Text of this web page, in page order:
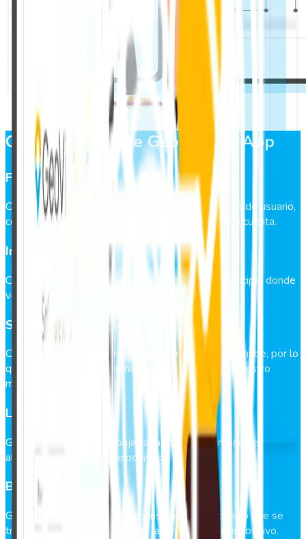
Características de GeoVictoria App
Fácil registro
Con GeoVictoria App solo es necesario un nombre de usuario,
correo electrónico y una contraseña para crear una cuenta.
Interfaz amigable
Con GeoVictoria App puedes acceder al menú principal donde
verás todas las funciones de la App.
Sincronización automática
Cada registro se sincroniza con la plataforma en la nube, por lo
que tendrás toda la información centralizada con nuestro
marcaje GeoVictoria App.
Liviana
GeoVictoria App utiliza baja capacidad de memoria de
almacenamiento en tu dispositivo.
Bajo consumo
GeoVictoria App es de bajo consumo energético, lo que se
traduce en un mayor ahorro de la batería de tu dispositivo.